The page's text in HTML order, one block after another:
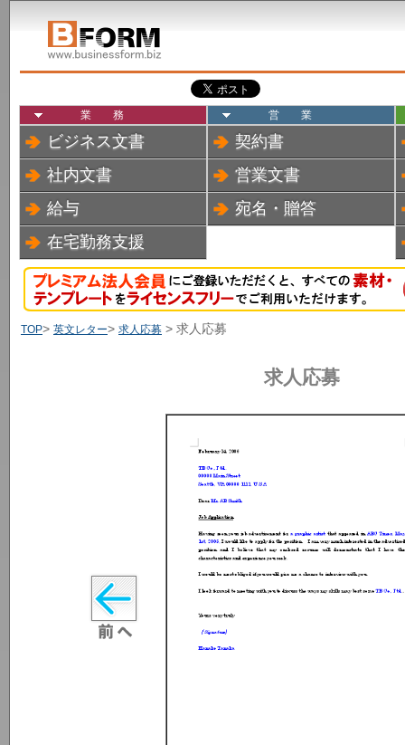
業務
ビジネス文書
社内文書
給与
在宅勤務支援
営業
契約書
営業文書
宛名・贈答
TOP> 英文レター> 求人応募 > 求人応募
求人応募